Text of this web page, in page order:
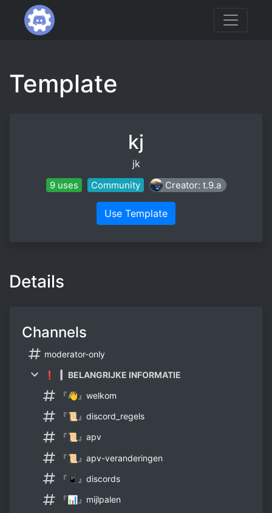
Template
kj
jk
9 uses Community Creator: t.9.a
Use Template
Details
Channels
moderator-only
❗▕▏BELANGRIJKE INFORMATIE
『👋』welkom
『📜』discord_regels
『📜』apv
『📜』apv-veranderingen
『📱』discords
『📊』mijlpalen